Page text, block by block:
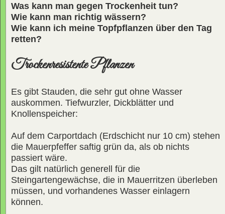
Was kann man gegen Trockenheit tun?
Wie kann man richtig wässern?
Wie kann ich meine Topfpflanzen über den Tag
retten?
Trockenresistente Pflanzen
Es gibt Stauden, die sehr gut ohne Wasser
auskommen. Tiefwurzler, Dickblätter und
Knollenspeicher:
Auf dem Carportdach (Erdschicht nur 10 cm) stehen
die Mauerpfeffer saftig grün da, als ob nichts
passiert wäre.
Das gilt natürlich generell für die
Steingartengewächse, die in Mauerritzen überleben
müssen, und vorhandenes Wasser einlagern
können.